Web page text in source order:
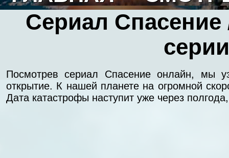
Сериал Спасение
Посмотрев сериал Спасение онлайн, мы
открытие. К нашей планете на огромной
Дата катастрофы наступит уже через